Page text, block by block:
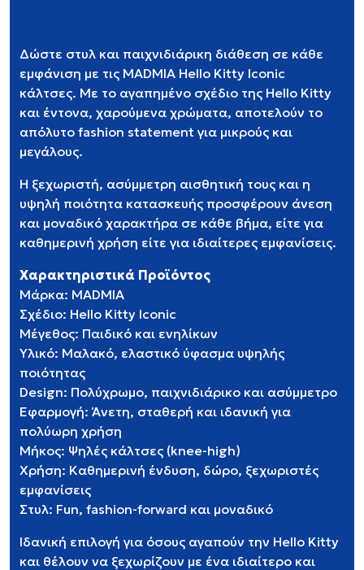
Δώστε στυλ και παιχνιδιάρικη διάθεση σε κάθε
εμφάνιση με τις MADMIA Hello Kitty Iconic
κάλτσες. Με το αγαπημένο σχέδιο της Hello Kitty
και έντονα, χαρούμενα χρώματα, αποτελούν το
απόλυτο fashion statement για μικρούς και
μεγάλους.
Η ξεχωριστή, ασύμμετρη αισθητική τους και η
υψηλή ποιότητα κατασκευής προσφέρουν άνεση
και μοναδικό χαρακτήρα σε κάθε βήμα, είτε για
καθημερινή χρήση είτε για ιδιαίτερες εμφανίσεις.
Χαρακτηριστικά Προϊόντος
Μάρκα: MADMIA
Σχέδιο: Hello Kitty Iconic
Μέγεθος: Παιδικό και ενηλίκων
Υλικό: Μαλακό, ελαστικό ύφασμα υψηλής
ποιότητας
Design: Πολύχρωμο, παιχνιδιάρικο και ασύμμετρο
Εφαρμογή: Άνετη, σταθερή και ιδανική για
πολύωρη χρήση
Μήκος: Ψηλές κάλτσες (knee-high)
Χρήση: Καθημερινή ένδυση, δώρο, ξεχωριστές
εμφανίσεις
Στυλ: Fun, fashion-forward και μοναδικό
Ιδανική επιλογή για όσους αγαπούν την Hello Kitty
και θέλουν να ξεχωρίζουν με ένα ιδιαίτερο και